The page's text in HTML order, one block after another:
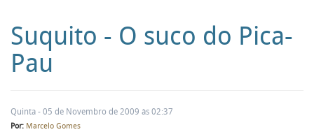
Suquito - O suco do Pica-
Pau
Quinta - 05 de Novembro de 2009 às 02:37
Por: Marcelo Gomes